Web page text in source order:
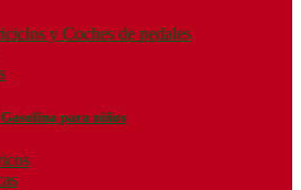
y Coches de pedales
para niños